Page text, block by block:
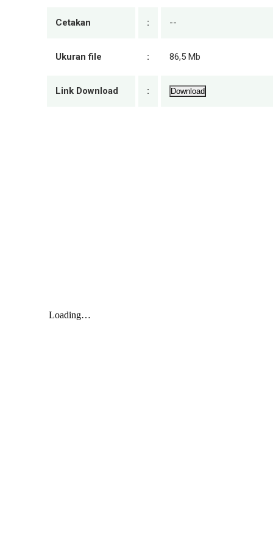
Cetakan : --
Ukuran file : 86,5 Mb
Link Download : Download